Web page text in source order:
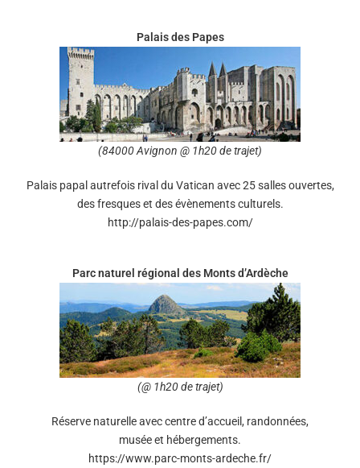
Palais des Papes
(84000 Avignon @ 1h20 de trajet)
Palais papal autrefois rival du Vatican avec 25 salles ouvertes,
des fresques et des évènements culturels.
http://palais-des-papes.com/
Parc naturel régional des Monts d’Ardèche
(@ 1h20 de trajet)
Réserve naturelle avec centre d’accueil, randonnées,
musée et hébergements.
https://www.parc-monts-ardeche.fr/